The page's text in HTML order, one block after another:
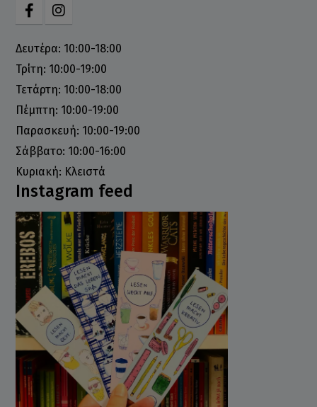
Δευτέρα: 10:00-18:00
Τρίτη: 10:00-19:00
Τετάρτη: 10:00-18:00
Πέμπτη: 10:00-19:00
Παρασκευή: 10:00-19:00
Σάββατο: 10:00-16:00
Κυριακή: Κλειστά
Instagram feed